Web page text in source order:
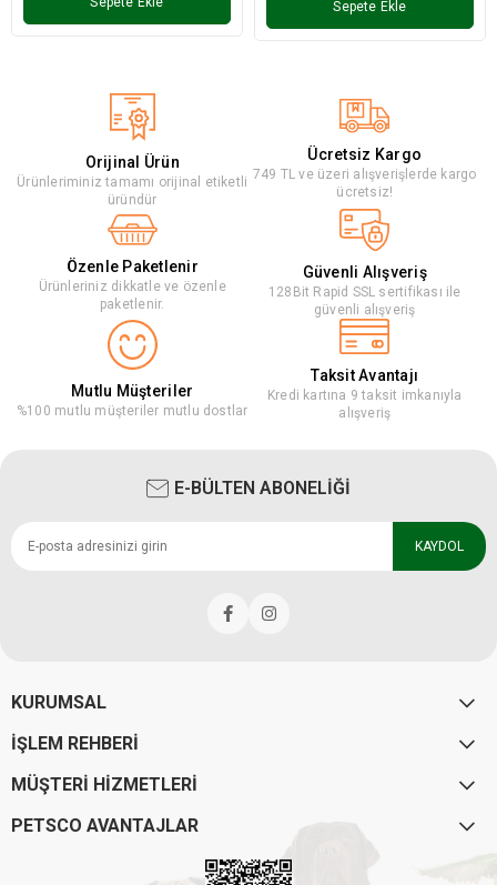
Sepete Ekle
Orijinal Ürün
Ürünleriminiz tamamı orijinal etiketli
üründür
Ücretsiz Kargo
749 TL ve üzeri alışverişlerde kargo
ücretsiz!
Özenle Paketlenir
Ürünleriniz dikkatle ve özenle
paketlenir.
Güvenli Alışveriş
128Bit Rapid SSL sertifikası ile
güvenli alışveriş
Mutlu Müşteriler
%100 mutlu müşteriler mutlu dostlar
Taksit Avantajı
Kredi kartına 9 taksit imkanıyla
alışveriş
E-BÜLTEN ABONELİĞİ
KAYDOL
KURUMSAL
İŞLEM REHBERİ
MÜŞTERİ HİZMETLERİ
PETSCO AVANTAJLAR